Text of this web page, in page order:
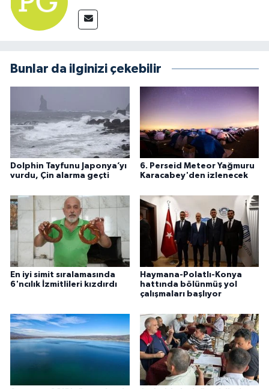
Bunlar da ilginizi çekebilir
Dolphin Tayfunu Japonya’yı
vurdu, Çin alarma geçti
6. Perseid Meteor Yağmuru
Karacabey'den izlenecek
En iyi simit sıralamasında
6'ncılık İzmitlileri kızdırdı
Haymana-Polatlı-Konya
hattında bölünmüş yol
çalışmaları başlıyor